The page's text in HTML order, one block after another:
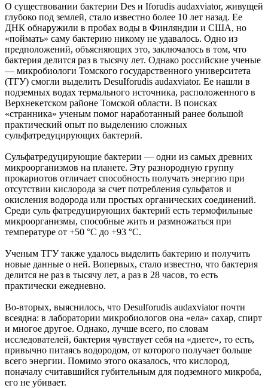
О существовании бактерии Des и Iforudis audaxviator, живущей
глубоко под землей, стало известно более 10 лет назад. Ее
ДНК обнаружили в пробах воды в Финляндии и США, но
«поймать» саму бактерию никому не удавалось. Одно из
предположений, объясняющих это, заключалось в том, что
бактерия делится раз в тысячу лет. Однако российские ученые
— микробиологи Томского государственного университета
(ТГУ) смогли выделить DesuIforudis audaxviator. Ее нашли в
подземных водах термального источника, расположенного в
Верхнекетском районе Томской области. В поисках
«странника» ученым помог наработанный ранее большой
практический опыт по выделению сложных
сульфатредуцирующих бактерий.
Сульфатредуцирующие бактерии — одни из самых древних
микроорганизмов на планете. Эту разнородную группу
прокариотов отличает способность получать энергию при
отсутствии кислорода за счет потребления сульфатов и
окисления водорода или простых органических соединений.
Среди суль фатредуцирующих бактерий есть термофильные
микроорганизмы, способные жить и размножаться при
температуре от +50 °С до +93 °С.
Ученым ТГУ также удалось выделить бактерию и получить
новые данные о ней. Вопервых, стало известно, что бактерия
делится не раз в тысячу лет, а раз в 28 часов, то есть
практически ежедневно.
Во-вторых, выяснилось, что Desulforudis audaxviator почти
всеядна: в лаборатории микробиологов она «ела» сахар, спирт
и многое другое. Однако, лучше всего, по словам
исследователей, бактерия чувствует себя на «диете», то есть,
привычно питаясь водородом, от которого получает больше
всего энергии. Помимо этого оказалось, что кислород,
поначалу считавшийся губительным для подземного микроба,
его не убивает.